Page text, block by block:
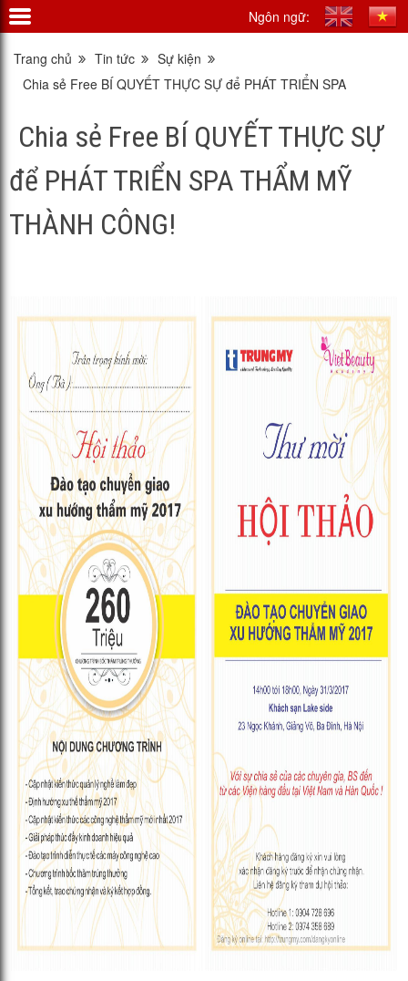
Ngôn ngữ:
Trang chủ Tin tức
Sự kiện
Chia sẻ Free BÍ QUYẾT THỰC SỰ để PHÁT TRIỂN SPA
Chia sẻ Free BÍ QUYẾT THỰC SỰ
để PHÁT TRIỂN SPA THẨM MỸ
THÀNH CÔNG!